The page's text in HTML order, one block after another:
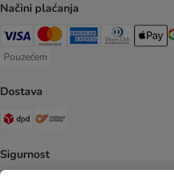
Načini plaćanja
Visa Payment Method
MasterCard Payment Method
American Express
Diners ClubPayment
Pouzećem
Pouzećem Payment Method
Dostava
DPD Shipping Method
Sigurnost